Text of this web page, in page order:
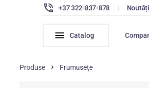
+37 322-837-878 | Noutăți
Catalog
Produse Frumusețe